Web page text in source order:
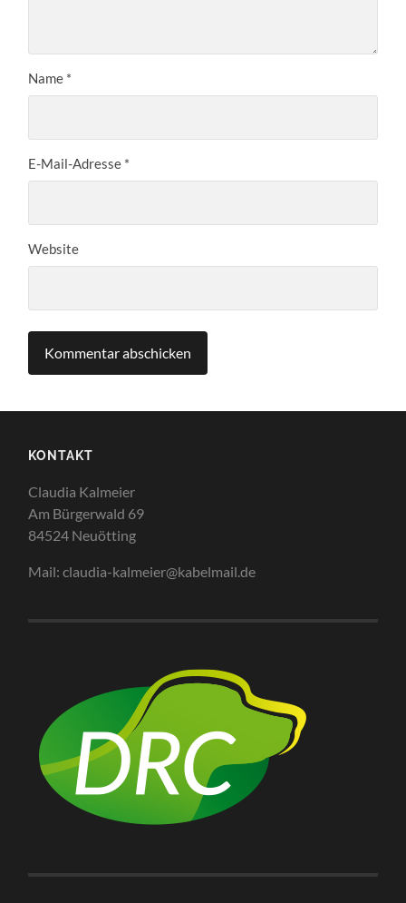
Name *
E-Mail-Adresse *
Website
KONTAKT
Claudia Kalmeier
Am Bürgerwald 69
84524 Neuötting
Mail: claudia-kalmeier@kabelmail.de